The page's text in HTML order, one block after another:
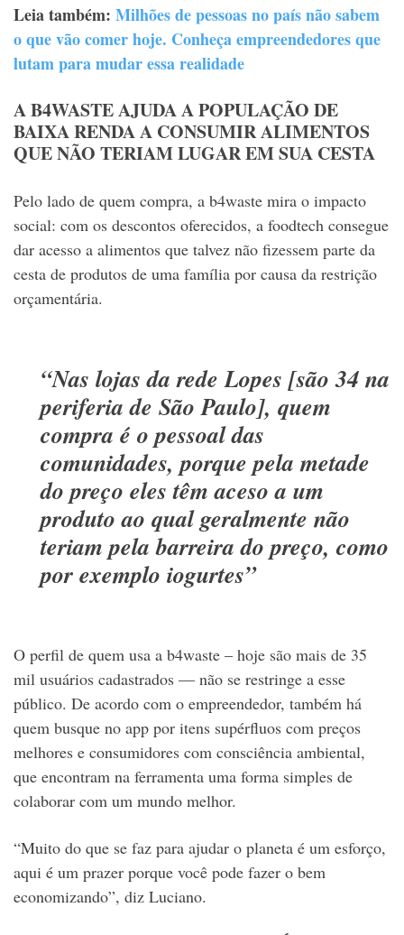
Leia também: Milhões de pessoas no país não sabem
o que vão comer hoje. Conheça empreendedores que
lutam para mudar essa realidade
A B4WASTE AJUDA A POPULAÇÃO DE
BAIXA RENDA A CONSUMIR ALIMENTOS
QUE NÃO TERIAM LUGAR EM SUA CESTA
Pelo lado de quem compra, a b4waste mira o impacto
social: com os descontos oferecidos, a foodtech consegue
dar acesso a alimentos que talvez não fizessem parte da
cesta de produtos de uma família por causa da restrição
orçamentária.
“Nas lojas da rede Lopes [são 34 na
periferia de São Paulo], quem
compra é o pessoal das
comunidades, porque pela metade
do preço eles têm aceso a um
produto ao qual geralmente não
teriam pela barreira do preço, como
por exemplo iogurtes”
O perfil de quem usa a b4waste – hoje são mais de 35
mil usuários cadastrados — não se restringe a esse
público. De acordo com o empreendedor, também há
quem busque no app por itens supérfluos com preços
melhores e consumidores com consciência ambiental,
que encontram na ferramenta uma forma simples de
colaborar com um mundo melhor.
“Muito do que se faz para ajudar o planeta é um esforço,
aqui é um prazer porque você pode fazer o bem
economizando”, diz Luciano.